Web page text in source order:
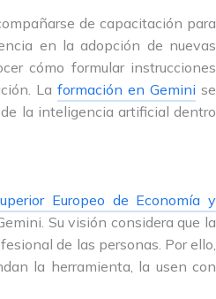
de capacitación para
en la adopción de nuevas
cómo formular instrucciones
La formación en Gemini se
la inteligencia artificial dentro
Europeo de Economía y
Su visión considera que la
de las personas. Por ello,
la herramienta, la usen con